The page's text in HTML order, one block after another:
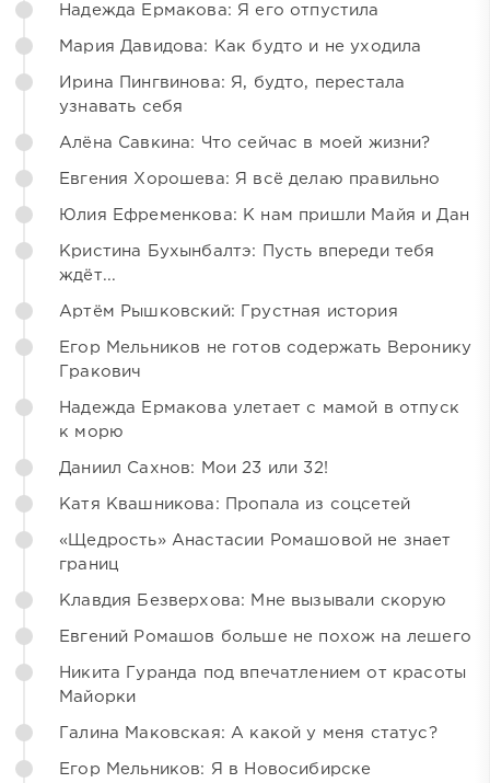
Надежда Ермакова: Я его отпустила
Мария Давидова: Как будто и не уходила
Ирина Пингвинова: Я, будто, перестала
узнавать себя
Алёна Савкина: Что сейчас в моей жизни?
Евгения Хорошева: Я всё делаю правильно
Юлия Ефременкова: К нам пришли Майя и Дан
Кристина Бухынбалтэ: Пусть впереди тебя
ждёт...
Артём Рышковский: Грустная история
Егор Мельников не готов содержать Веронику
Гракович
Надежда Ермакова улетает с мамой в отпуск
к морю
Даниил Сахнов: Мои 23 или 32!
Катя Квашникова: Пропала из соцсетей
«Щедрость» Анастасии Ромашовой не знает
границ
Клавдия Безверхова: Мне вызывали скорую
Евгений Ромашов больше не похож на лешего
Никита Гуранда под впечатлением от красоты
Майорки
Галина Маковская: А какой у меня статус?
Егор Мельников: Я в Новосибирске